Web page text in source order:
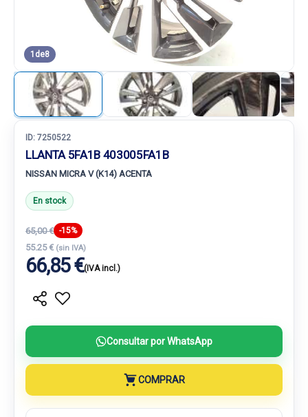
1 de8
ID: 7250522
LLANTA 5FA1B 403005FA1B
NISSAN MICRA V (K14) ACENTA
En stock
65,00 € -15%
55.25 € (sin IVA)
66,85 €(IVA incl.)
Consultar por WhatsApp
COMPRAR